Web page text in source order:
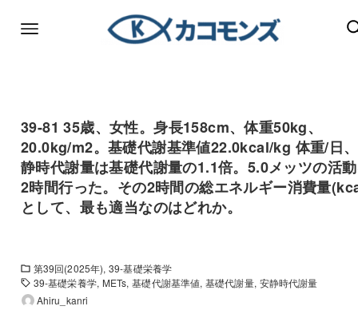
39-81 35歳、女性。身長158cm、体重50kg、
20.0kg/m2。基礎代謝基準値22.0kcal/kg 体重/日
静時代謝量は基礎代謝量の1.1倍。5.0メッツの活
2時間行った。その2時間の総エネルギー消費量
として、最も適当なのはどれか。
第39回(2025年) 39-基礎栄養学
39-基礎栄養学 METs 基礎代謝基準値 基礎代謝量 安静時代謝量
Ahiru_kanri